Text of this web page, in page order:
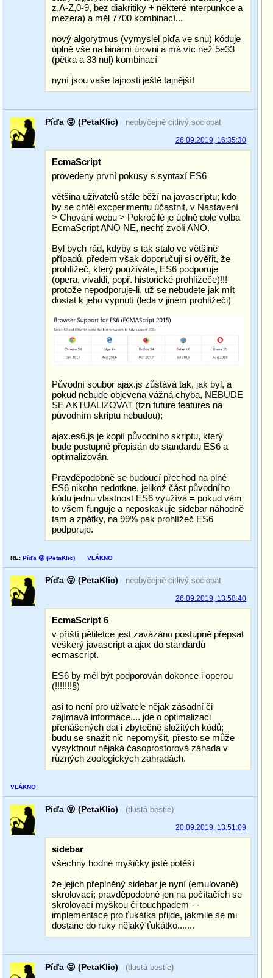
z,A-Z,0-9, bez diakritiky + některé interpunkce a
mezera) a měl 7700 kombinací...
nový algorytmus (vymyslel píďa ve snu) kóduje
úplně vše na binární úrovni a má víc než 5e33
(pětka a 33 nul) kombinací
nyní jsou vaše tajnosti ještě tajnější!
Píďa 😜 (PetaKlic) neobyčejně citlivý sociopat
26.09.2019, 16:35:30
EcmaScript
provedeny první pokusy s syntaxí ES6
většina uživatelů stále běží na javascriptu; kdo
by se chtěl excperimentu účastnit, v Nastavení
> Chování webu > Pokročilé je úplně dole volba
EcmaScript ANO NE, nechť zvolí ANO.
Byl bych rád, kdyby s tak stalo ve většině
případů, předem však doporučuji si ověřit, že
prohlížeč, který používáte, ES6 podporuje
(opera, vivaldi, popř. historické prohlížeče)!!!
protože nepodporuje-li, už se nebudete jak mít
dostat k jeho vypnutí (leda v jiném prohlížeči)
Původní soubor ajax.js zůstává tak, jak byl, a
pokud nebude objevena vážná chyba, NEBUDE
SE AKTUALIZOVAT (tzn future features na
původním skriptu nebudou);
ajax.es6.js je kopií původního skriptu, který
bude postupně přepisán do standardu ES6 a
optimalizován.
Pravděpodobně se budoucí přechod na plné
ES6 nikoho nedotkne, jelikož část původního
kódu jednu vlastnost ES6 využívá = pokud vám
to všem funguje a neposkakuje sidebar náhodně
tam a zpátky, na 99% pak prohlížeč ES6
podporuje.
RE: Píďa 😜 (PetaKlic) VLÁKNO
Píďa 😜 (PetaKlic) neobyčejně citlivý sociopat
26.09.2019, 13:58:40
EcmaScript 6
v příští pětiletce jest zavázáno postupně přepsat
veškerý javascript a ajax do standardů
ecmascript.
ES6 by měl být podporován dokonce i operou
(!!!!!!!§)
asi to není pro uživatele nějak zásadní či
zajímavá informace.... jde o optimalizaci
přenášených dat i zbytečně složitých kódů;
budu se snažit nic nepomyšit, přesto se může
vysyktnout nějaká časoprostorová záhada v
různých zoologických zahradách.
VLÁKNO
Píďa 😜 (PetaKlic) (tlustá bestie)
20.09.2019, 13:51:09
sidebar
všechny hodné myšičky jistě potěší
že jejich přeplněný sidebar je nyní (emulovaně)
skrolovací; pravděpodobně jen na počítačích se
skrolovací myškou či touchpadem - -
implementace pro ťukátka přijde, jakmile se mi
dostane do ruky nějaký ťukátko.......
Píďa 😜 (PetaKlic) (tlustá bestie)